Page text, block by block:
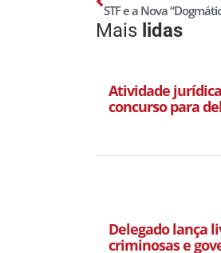
Mais lidas
Atividade
concurso para
Delegado lança
criminosas e